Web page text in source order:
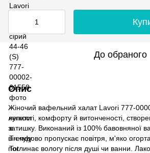
До обраного
Опис
Жіночий вафельний халат Lavori 777-
легкості, комфорту й витонченості,
затишку. Виконаний із 100% бавовняної
він чудово пропускає повітря, м'яко
поглинає вологу після душі чи ванни.